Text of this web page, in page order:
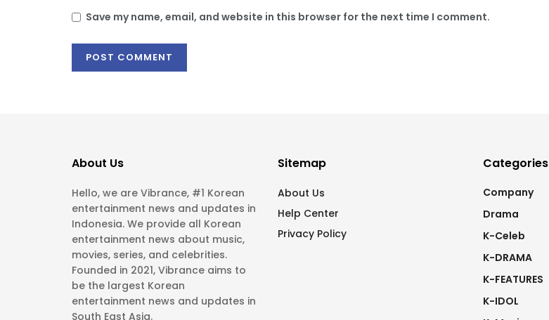
Save my name, email, and website in this browser for the next time I comment.
About Us
Hello, we are Vibrance, #1 Korean
entertainment news and updates in
Indonesia. We provide all Korean
entertainment news about music,
movies, series, and celebrities.
Founded in 2021, Vibrance aims to
be the largest Korean
entertainment news and updates in
South East Asia.
Sitemap
About Us
Help Center
Privacy Policy
Categories
Company
Drama
K-Celeb
K-DRAMA
K-FEATURES
K-IDOL